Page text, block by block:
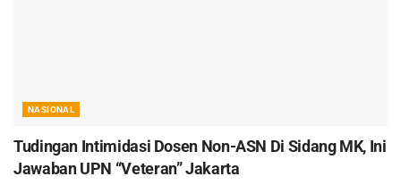
NASIONAL
Tudingan Intimidasi Dosen Non-ASN Di Sidang MK, Ini
Jawaban UPN “Veteran” Jakarta